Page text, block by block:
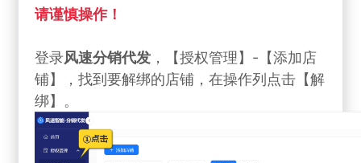
请谨慎操作！
登录风速分销代发 ，【授权管理】-【添加店
铺】，找到要解绑的店铺，在操作列点击【解
绑】。